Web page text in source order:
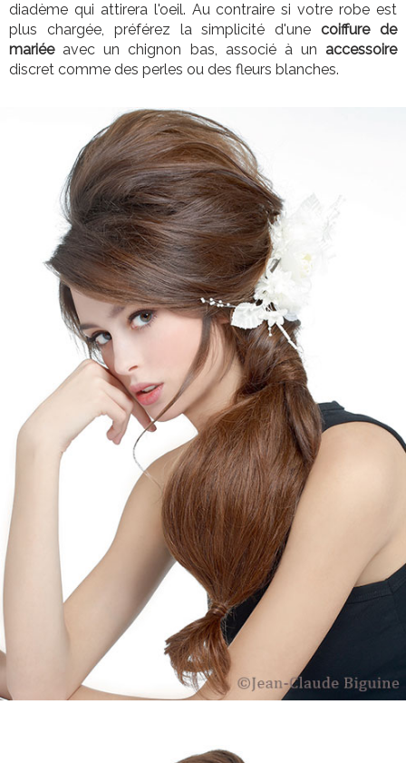
diadème qui attirera l'oeil. Au contraire si votre robe est
plus chargée, préférez la simplicité d'une coiffure de
mariée avec un chignon bas, associé à un accessoire
discret comme des perles ou des fleurs blanches.